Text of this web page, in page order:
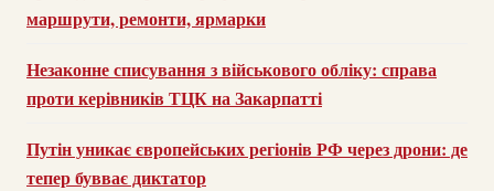
маршрути, ремонти, ярмарки
Незаконне списування з військового обліку: справа
проти керівників ТЦК на Закарпатті
Путін уникає європейських регіонів РФ через дрони: де
тепер бувває диктатор